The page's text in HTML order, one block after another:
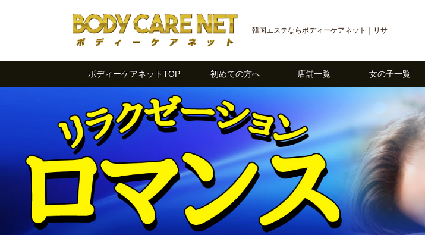
韓国エステならボディーケアネット｜リサ
ボディーケアネットTOP 初めての方へ 店舗一覧 女の子一覧